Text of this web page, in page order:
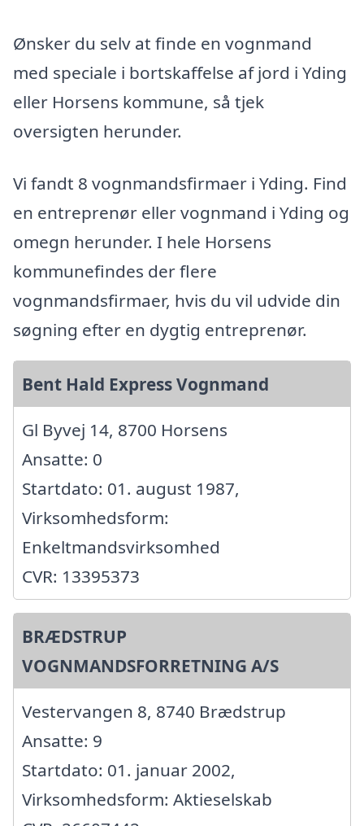
Ønsker du selv at finde en vognmand
med speciale i bortskaffelse af jord i Yding
eller Horsens kommune, så tjek
oversigten herunder.
Vi fandt 8 vognmandsfirmaer i Yding. Find
en entreprenør eller vognmand i Yding og
omegn herunder. I hele Horsens
kommunefindes der flere
vognmandsfirmaer, hvis du vil udvide din
søgning efter en dygtig entreprenør.
Bent Hald Express Vognmand
Gl Byvej 14, 8700 Horsens
Ansatte: 0
Startdato: 01. august 1987,
Virksomhedsform:
Enkeltmandsvirksomhed
CVR: 13395373
BRÆDSTRUP
VOGNMANDSFORRETNING A/S
Vestervangen 8, 8740 Brædstrup
Ansatte: 9
Startdato: 01. januar 2002,
Virksomhedsform: Aktieselskab